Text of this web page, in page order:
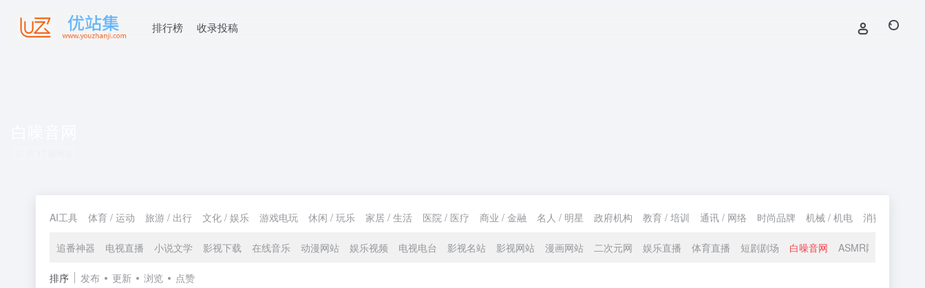
排行榜 收录投稿
AI工具 体育 / 运动 旅游 / 出行 文化 / 娱乐 游戏电玩 休闲 / 玩乐 家居 / 生活 医院 / 医疗 商业 / 金融 名人 / 明星 政府机构 教育 / 培训 通讯 / 网络 时尚品牌 机械 / 机电 消费 / 购物
追番神器 电视直播 小说文学 影视下载 在线音乐 动漫网站 娱乐视频 电视电台 影视名站 影视网站 漫画网站 二次元网 娱乐直播 体育直播 短剧剧场 白噪音网 ASMR网站
排序 发布 更新 浏览 点赞